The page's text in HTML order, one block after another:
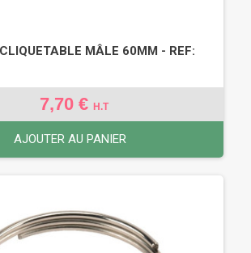
MÂLE 60MM - REF:
7,70 € H.T
AJOUTER AU PANIER